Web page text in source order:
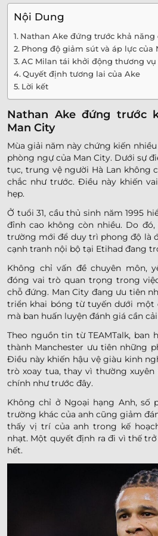
Nội Dung
Nathan Ake đứng trước khả năng
Phong độ giảm sút và áp lực của
AC Milan tái khởi động thương
Quyết định tương lai của Ake
Lời kết
Nathan Ake đứng trước
Man City
Mùa giải năm này chứng kiến
phòng ngự của Man City. Dưới sự
tục, trung vệ người Hà Lan không
chắc như trước. Điều này khiến
hẹp.
Ở tuổi 31, cầu thủ sinh năm 1995
đỉnh cao không còn nhiều. Do
trường mới để duy trì phong độ là
cạnh tranh nội bộ tại Etihad đang
Không chỉ vấn đề chuyên môn,
đóng vai trò quan trọng trong
chỗ đứng. Man City đang ưu tiên
triển khai bóng từ tuyến dưới một
mà ban huấn luyện đánh giá cần
Theo nguồn tin từ TEAMTalk, ban
thành Manchester ưu tiên những
Điều này khiến hậu vệ giàu kinh
trò xoay tua, thay vì thường
chính như trước đây.
Không chỉ ở Ngoại hạng Anh, số
trường khác của anh cũng giảm
thấy vị trí của anh trong kế
nhạt. Một quyết định ra đi vì thế
hết.